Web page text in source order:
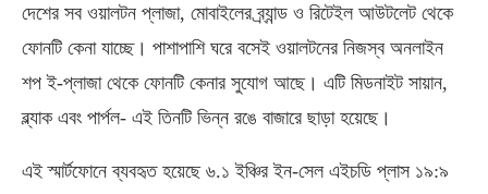
দেশের সব ওয়ালটন প্লাজা, মোবাইলের ব্র্যান্ড ও রিটেইল আউটলেট থেকে
ফোনটি কেনা যাচ্ছে। পাশাপাশি ঘরে বসেই ওয়ালটনের নিজস্ব অনলাইন
শপ ই-প্লাজা থেকে ফোনটি কেনার সুযোগ আছে। এটি মিডনাইট সায়ান,
ব্ল্যাক এবং পার্পল- এই তিনটি ভিন্ন রঙে বাজারে ছাড়া হয়েছে।
এই স্মার্টফোনে ব্যবহৃত হয়েছে ৬.১ ইঞ্চির ইন-সেল এইচডি প্লাস ১৯:৯